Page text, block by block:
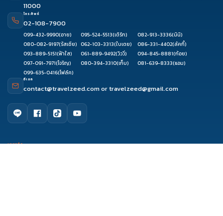
11000
โทรศัพท์
02-108-7900
099-432-9990(อาย) 095-524-5513(เติร์ก) 082-913-3336(นินิ)
080-082-9197(รัสเซีย) 062-103-3313(ใบเตย) 086-331-4402(ลัคกี้)
093-889-5151(ฟ้าใส) 061-889-9492(วิววี่) 094-845-8881(ก้อย)
097-091-7971(โจริญ) 080-394-3310(เก็บ) 081-639-8333(แอม)
099-635-0416(โฟล์ค)
อีเมล
contact@travelzeed.comortravelzeed@gmail.com
เมนูหลัก